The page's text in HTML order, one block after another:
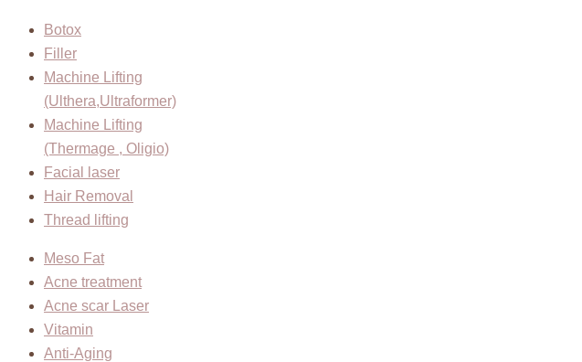
Botox
Filler
Machine Lifting
(Ulthera,Ultraformer)
Machine Lifting
(Thermage , Oligio)
Facial laser
Hair Removal
Thread lifting
Meso Fat
Acne treatment
Acne scar Laser
Vitamin
Anti-Aging